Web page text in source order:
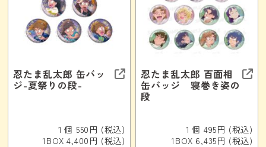
忍たま乱太郎 缶バッ
ジ-夏祭りの段-
１個 550円 (税込)
1BOX 4,400円 (税込)
忍たま乱太郎 百面相
缶バッジ 寝巻き姿の
段
１個 495円 (税込)
1BOX 6,435円 (税込)